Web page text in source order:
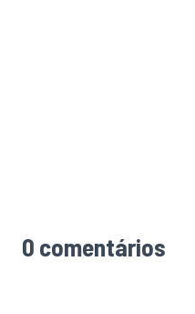
0 comentários